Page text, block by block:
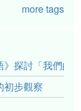
more tags
探討「我們的
初步觀察